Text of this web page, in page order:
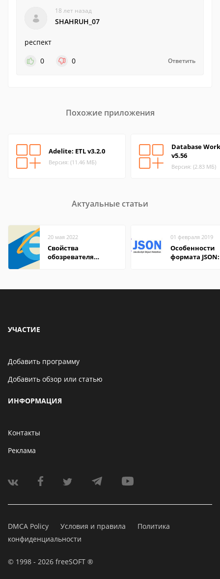
18 лет назад
SHAHRUH_07
респект
0
0 Ответить
Похожие приложения
Adelite: ETL v3.2.0
Версия: (11.46 МБ)
Database
v5.56
Версия: (2.83 МБ)
Актуальные статьи
20 мая 2022
Свойства
обозревателя
01 февраля 2019
Особенности
формата
УЧАСТИЕ
Добавить программу
Добавить обзор или статью
ИНФОРМАЦИЯ
Контакты
Реклама
DMCA Policy Условия и правила
Политика
конфиденциальности
© 1998 - 2026 freeSOFT ®